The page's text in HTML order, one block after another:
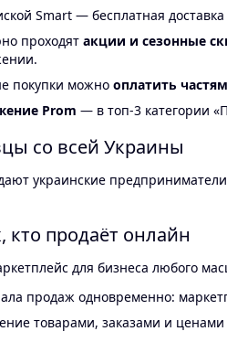
Smart — бесплатная
проходят акции и сезонные
покупки можно оплатить
Prom — в топ-3 категории
со всей Украины
украинские
кто продаёт онлайн
для бизнеса любого
продаж одновременно:
товарами, заказами и